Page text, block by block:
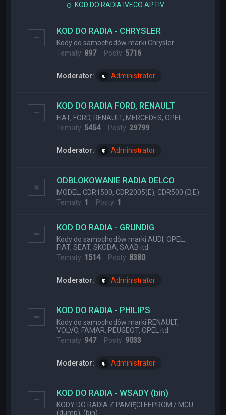
KOD DO RADIA IVECO APTIV
KOD DO RADIA - CHRYSLER
Kody do samochodów marki Chrysler
Tematy: 897Posty: 5716
Moderator: Administrator
KOD DO RADIA FORD, RENAULT
FIAT, FORD, RENAULT, MERCEDES, OPEL
Tematy: 5454Posty: 29799
Moderator: Administrator
ODBLOKOWANIE RADIA DELCO
MODEL: CDR1500, CDR2005(E), CDR500 (D,E)
Tematy: 1 Posty: 1
KOD DO RADIA - GRUNDIG
Kody do samochodów marki AUDI, OPEL,
FIAT, SEAT, SKODA, SAAB itd.
Tematy: 1514Posty: 8380
Moderator: Administrator
KOD DO RADIA - PHILIPS
Kody do samochodów marki RENAULT,
VOLVO, FAMAR, PEUGEOT, OPEL itd.
Tematy: 947Posty: 9033
Moderator: Administrator
KOD DO RADIA - WSADY (bin)
KODY DO RADIA Z PAMIĘCI EEPROM / MCU
(dump), (bin)